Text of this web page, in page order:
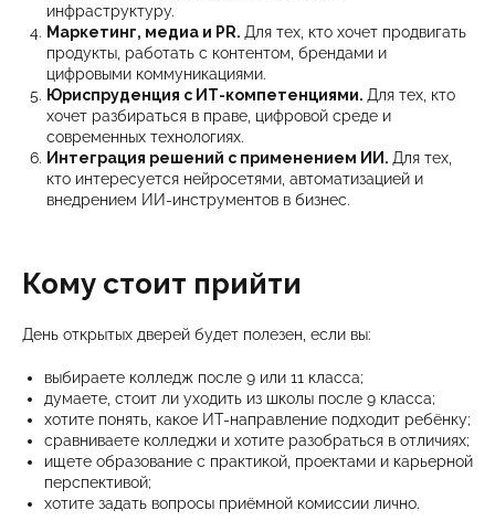
инфраструктуру.
Маркетинг, медиа и PR. Для тех, кто хочет продвигать
продукты, работать с контентом, брендами и
цифровыми коммуникациями.
Юриспруденция с ИТ-компетенциями. Для тех, кто
хочет разбираться в праве, цифровой среде и
современных технологиях.
Интеграция решений с применением ИИ. Для тех,
кто интересуется нейросетями, автоматизацией и
внедрением ИИ-инструментов в бизнес.
Кому стоит прийти
День открытых дверей будет полезен, если вы:
выбираете колледж после 9 или 11 класса;
думаете, стоит ли уходить из школы после 9 класса;
хотите понять, какое ИТ-направление подходит ребёнку;
сравниваете колледжи и хотите разобраться в отличиях;
ищете образование с практикой, проектами и карьерной
перспективой;
хотите задать вопросы приёмной комиссии лично.